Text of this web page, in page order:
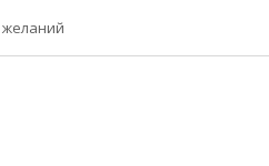
желаний